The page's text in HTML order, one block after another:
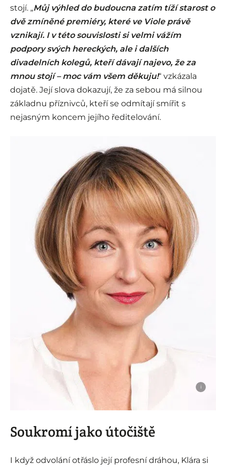
stojí. „Můj výhled do budoucna zatím tíží starost o
dvě zmíněné premiéry, které ve Viole právě
vznikají. I v této souvislosti si velmi vážím
podpory svých hereckých, ale i dalších
divadelních kolegů, kteří dávají najevo, že za
mnou stojí – moc vám všem děkuju!“ vzkázala
dojatě. Její slova dokazují, že za sebou má silnou
základnu příznivců, kteří se odmítají smířit s
nejasným koncem jejího ředitelování.
i
Soukromí jako útočiště
I když odvolání otřáslo její profesní dráhou, Klára si